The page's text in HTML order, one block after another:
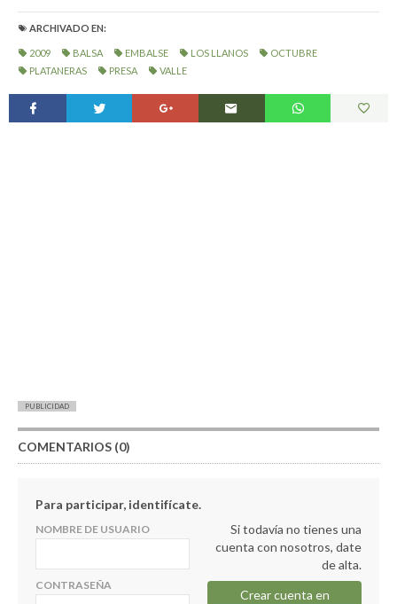
ARCHIVADO EN:
2009 BALSA EMBALSE LOS LLANOS
OCTUBRE
PLATANERAS
PRESA VALLE
PUBLICIDAD
COMENTARIOS (0)
Para participar, identifícate.
NOMBRE DE USUARIO
CONTRASEÑA
Si todavía no tienes una
cuenta con nosotros, date
de alta.
Crear cuenta en